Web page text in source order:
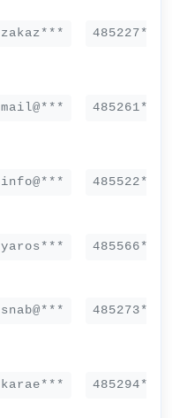
zakaz*** 485227***
mail@*** 485261***
info@*** 485522***
yaros*** 485566***
snab@*** 485273***
karae*** 485294***